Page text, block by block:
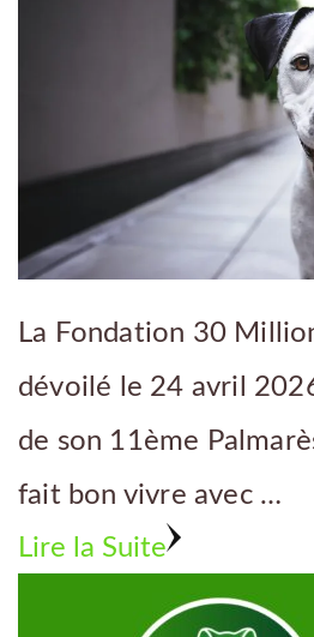
La Fondation 30
dévoilé le 24 avril
de son 11ème
fait bon vivre avec …
Lire la Suite